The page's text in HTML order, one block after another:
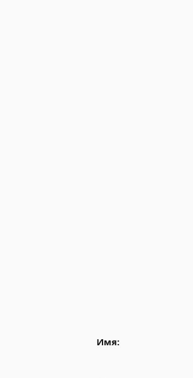
Имя: